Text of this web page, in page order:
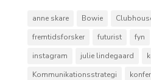
anne skare Bowie
fremtidsforsker
futurist fyn
instagram
julie lindegaard
Kommunikationsstrategi